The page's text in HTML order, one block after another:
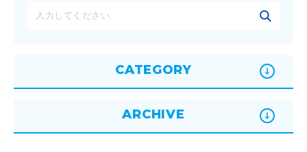
CATEGORY
ARCHIVE